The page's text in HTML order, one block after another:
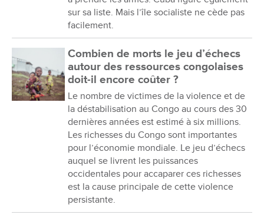
sur sa liste. Mais l’île socialiste ne cède pas
facilement.
Combien de morts le jeu d’échecs
autour des ressources congolaises
doit-il encore coûter ?
Le nombre de victimes de la violence et de
la déstabilisation au Congo au cours des 30
dernières années est estimé à six millions.
Les richesses du Congo sont importantes
pour l’économie mondiale. Le jeu d’échecs
auquel se livrent les puissances
occidentales pour accaparer ces richesses
est la cause principale de cette violence
persistante.